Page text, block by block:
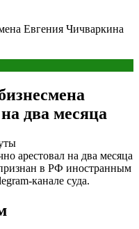
Евгения Чичваркина
два месяца
арестовал на два месяца
в РФ иностранным
канале суда.